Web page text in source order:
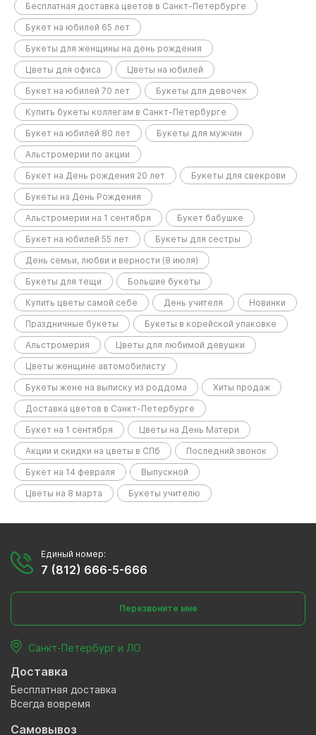
Бесплатная доставка цветов в Санкт-Петербурге
Букет на юбилей 65 лет
Букеты для женщины на день рождения
Цветы для офиса
Цветы на юбилей
Букет на юбилей 70 лет
Букеты для девочек
Купить букеты коллегам в Санкт-Петербурге
Букет на юбилей 80 лет
Букеты для мужчин
Альстромерии по акции
Букет на День рождения 20 лет
Букеты для свекрови
Букеты на День Рождения
Альстромерии на 1 сентября
Букет бабушке
Букет на юбилей 55 лет
Букеты для сестры
День семьи, любви и верности (8 июля)
Букеты для тещи
Большие букеты
Купить цветы самой себе
День учителя
Новинки
Праздничные букеты
Букеты в корейской упаковке
Альстромерия
Цветы для любимой девушки
Цветы женщине автомобилисту
Букеты жене на выписку из роддома
Хиты продаж
Доставка цветов в Санкт-Петербурге
Букет на 1 сентября
Цветы на День Матери
Акции и скидки на цветы в СПб
Последний звонок
Букет на 14 февраля
Выпускной
Цветы на 8 марта
Букеты учителю
Единый номер:
7 (812) 666-5-666
Перезвоните мне
Санкт-Петербург и ЛО
Доставка
Бесплатная доставка
Всегда вовремя
Самовывоз